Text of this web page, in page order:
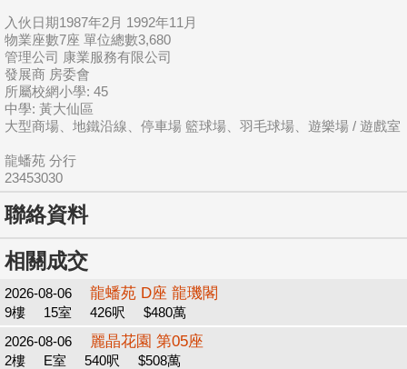
入伙日期1987年2月 1992年11月
物業座數7座 單位總數3,680
管理公司 康業服務有限公司
發展商 房委會
所屬校網小學: 45
中學: 黃大仙區
大型商場、地鐵沿線、停車場 籃球場、羽毛球場、遊樂場 / 遊戲室
龍蟠苑 分行
23453030
聯絡資料
相關成交
2026-08-06 龍蟠苑 D座 龍璣閣
9樓 15室 426呎
$480萬
2026-08-06
麗晶花園 第05座
2樓 E室 540呎
$508萬